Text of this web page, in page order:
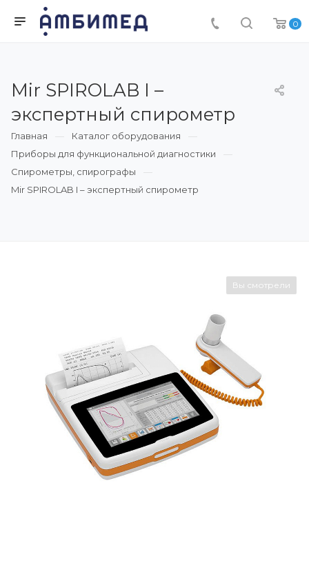
0
Mir SPIROLAB I –
экспертный спирометр
Главная
Каталог оборудования
Приборы для функциональной диагностики
Спирометры, спирографы
Mir SPIROLAB I – экспертный спирометр
Вы смотрели